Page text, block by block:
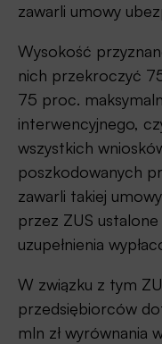
zawarli umowy
Wysokość
nich przekroczyć
75 proc.
interwencyjnego,
wszystkich
poszkodowanych
zawarli takiej
przez ZUS
uzupełnienia
W związku z tym
przedsiębiorców
mln zł wyrównania